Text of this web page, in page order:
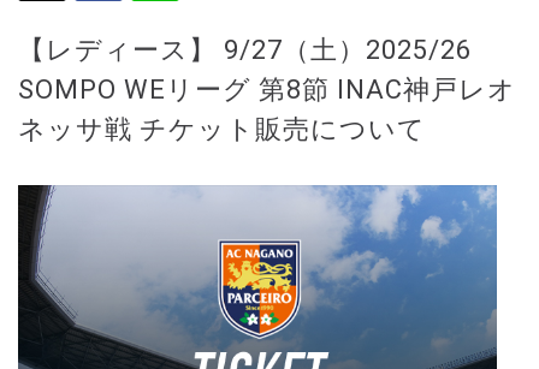
【レディース】 9/27（土）2025/26
SOMPO WEリーグ 第8節 INAC神戸レオ
ネッサ戦 チケット販売について